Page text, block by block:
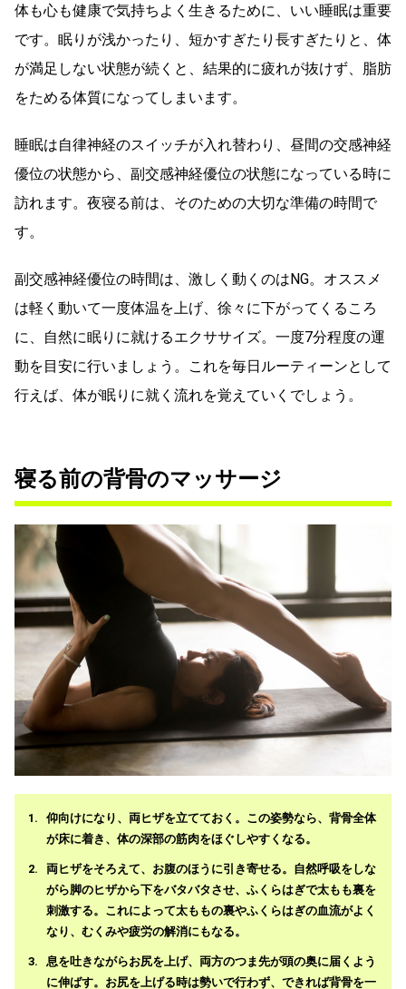
体も心も健康で気持ちよく生きるために、いい睡眠は重要
です。眠りが浅かったり、短かすぎたり長すぎたりと、体
が満足しない状態が続くと、結果的に疲れが抜けず、脂肪
をためる体質になってしまいます。
睡眠は自律神経のスイッチが入れ替わり、昼間の交感神経
優位の状態から、副交感神経優位の状態になっている時に
訪れます。夜寝る前は、そのための大切な準備の時間で
す。
副交感神経優位の時間は、激しく動くのはNG。オススメ
は軽く動いて一度体温を上げ、徐々に下がってくるころ
に、自然に眠りに就けるエクササイズ。一度7分程度の運
動を目安に行いましょう。これを毎日ルーティーンとして
行えば、体が眠りに就く流れを覚えていくでしょう。
寝る前の背骨のマッサージ
仰向けになり、両ヒザを立てておく。この姿勢なら、背骨全体
が床に着き、体の深部の筋肉をほぐしやすくなる。
両ヒザをそろえて、お腹のほうに引き寄せる。自然呼吸をしな
がら脚のヒザから下をバタバタさせ、ふくらはぎで太もも裏を
刺激する。これによって太ももの裏やふくらはぎの血流がよく
なり、むくみや疲労の解消にもなる。
息を吐きながらお尻を上げ、両方のつま先が頭の奥に届くよう
に伸ばす。お尻を上げる時は勢いで行わず、できれば背骨を一